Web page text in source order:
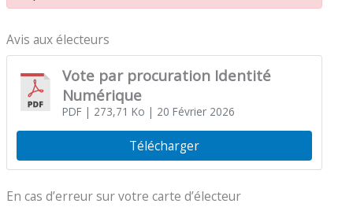
Avis aux électeurs
Vote par procuration Identité
Numérique
PDF| 273,71 Ko | 20 Février 2026
Télécharger
En cas d’erreur sur votre carte d’électeur